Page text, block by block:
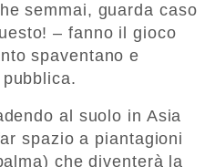
semmai, guarda caso
– fanno il gioco
spaventano e
al suolo in Asia
spazio a piantagioni
che diventerà la